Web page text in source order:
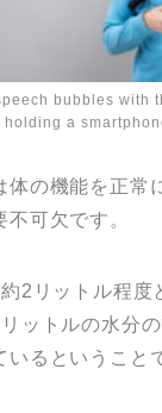
bubbles with
holding a
体の機能を正常
可欠です。
2リットル程度
ットルの水分
るということ